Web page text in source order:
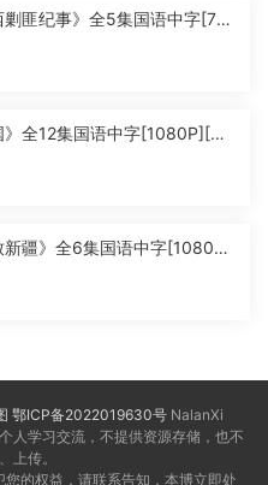
匪纪事》全5集国语中字[720
全12集国语中字[1080P][MP
新疆》全6集国语中字[1080P]
鄂ICP备2022019630号 NalanXi
人学习交流，不提供资源存储，也不
上传。
的权益，请联系告知，本博立即处